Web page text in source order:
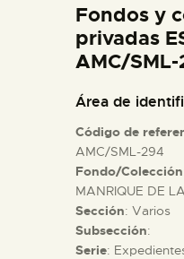
PREPARAR
█
EL MUSEO
Fondos y
privadas
AMC/
Área de
Código de
AMC/SML-294
Fondo/Colección
MANRIQUE DE
Sección: Varios
Subsección:
Serie: